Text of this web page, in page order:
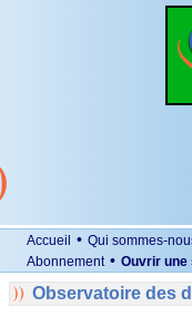
Accueil • Qui sommes-
Abonnement • Ouvrir une
Observatoire des